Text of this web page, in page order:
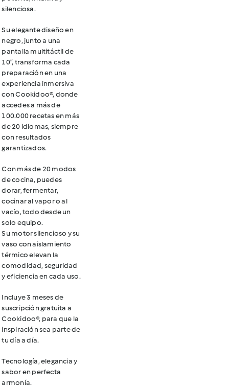
silenciosa.
Su elegante diseño en
negro, junto a una
pantalla multitáctil de
10”, transforma cada
preparación en una
experiencia inmersiva
con Cookidoo®, donde
accedes a más de
100.000 recetas en más
de 20 idiomas, siempre
con resultados
garantizados.
Con más de 20 modos
de cocina, puedes
dorar, fermentar,
cocinar al vapor o al
vacío, todo desde un
solo equipo.
Su motor silencioso y su
vaso con aislamiento
térmico elevan la
comodidad, seguridad
y eficiencia en cada uso.
Incluye 3 meses de
suscripción gratuita a
Cookidoo®, para que la
inspiración sea parte de
tu día a día.
Tecnología, elegancia y
sabor en perfecta
armonía.